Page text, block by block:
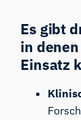
Es gibt
in
Einsatz